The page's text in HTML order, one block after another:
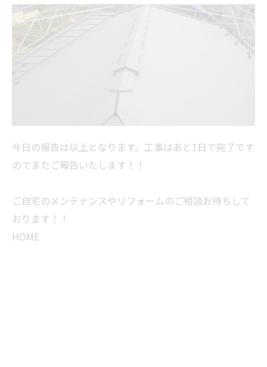
今日の報告は以上となります。工事はあと1日で完了です
のでまたご報告いたします！！
ご自宅のメンテナンスやリフォームのご相談お待ちして
おります！！
HOME